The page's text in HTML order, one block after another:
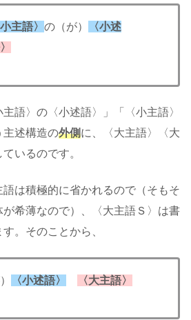
小主語〉 の（が）
〈小述
語〉の〈小述語〉」「〈小主語〉
主述構造の外側に、〈大主語〉〈大
いるのです。
は積極的に省かれるので（そもそ
が希薄なので）、〈大主語Ｓ〉は書
。そのことから、
〈小述語〉 〈大主語〉